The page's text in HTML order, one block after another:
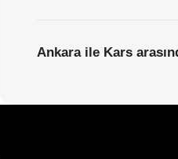
Ankara ile Kars